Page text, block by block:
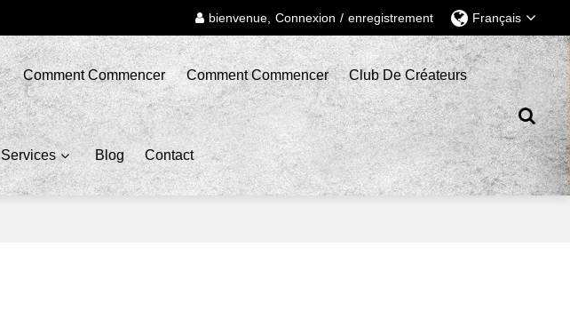
bienvenue, Connexion / enregistrement Français
Comment Commencer Comment Commencer Club De Créateurs
Services Blog Contact